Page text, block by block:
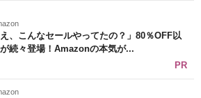
え、こんなセールやってたの？」80％OFF以
続々登場！Amazonの本気が...
PR